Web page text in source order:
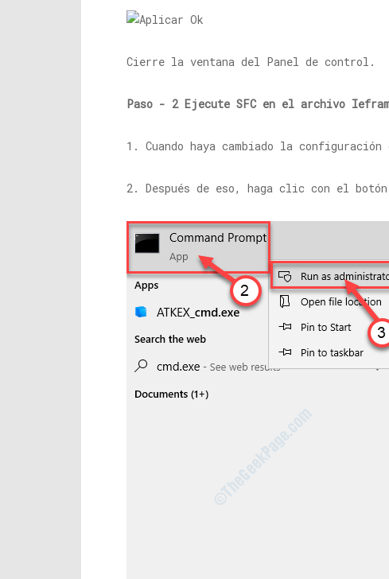
Cierre la ventana del Panel de control.
Paso - 2 Ejecute SFC en el archivo
1. Cuando haya cambiado la
2. Después de eso, haga clic con el